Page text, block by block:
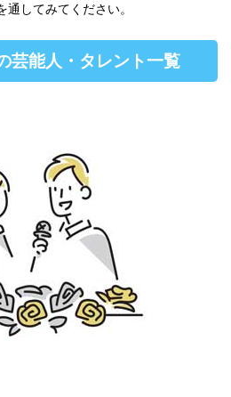
してみてください。
芸能人・タレント一覧